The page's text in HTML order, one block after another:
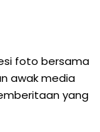
foto bersama
awak media
yang